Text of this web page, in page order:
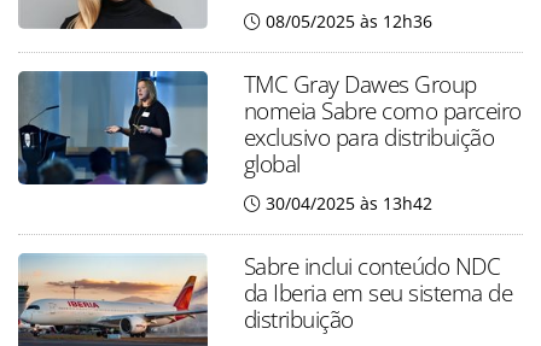
08/05/2025 às 12h36
TMC Gray Dawes Group
nomeia Sabre como parceiro
exclusivo para distribuição
global
30/04/2025 às 13h42
Sabre inclui conteúdo NDC
da Iberia em seu sistema de
distribuição